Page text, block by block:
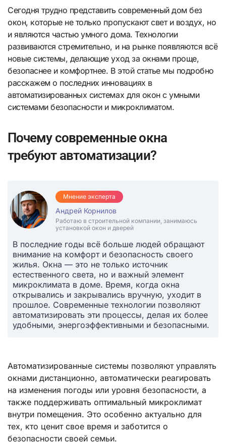
Сегодня трудно представить современный дом без
окон, которые не только пропускают свет и воздух, но
и являются частью умного дома. Технологии
развиваются стремительно, и на рынке появляются всё
новые системы, делающие уход за окнами проще,
безопаснее и комфортнее. В этой статье мы подробно
расскажем о последних инновациях в
автоматизированных системах для окон с умными
системами безопасности и микроклиматом.
Почему современные окна
требуют автоматизации?
Мнение эксперта
Андрей Корнилов
Работаю в строительной компании, занимаюсь
установкой окон и дверей
В последние годы всё больше людей обращают
внимание на комфорт и безопасность своего
жилья. Окна — это не только источник
естественного света, но и важный элемент
микроклимата в доме. Время, когда окна
открывались и закрывались вручную, уходит в
прошлое. Современные технологии позволяют
автоматизировать эти процессы, делая их более
удобными, энергоэффективными и безопасными.
Автоматизированные системы позволяют управлять
окнами дистанционно, автоматически реагировать
на изменения погоды или уровня безопасности, а
также поддерживать оптимальный микроклимат
внутри помещения. Это особенно актуально для
тех, кто ценит свое время и заботится о
безопасности своей семьи.